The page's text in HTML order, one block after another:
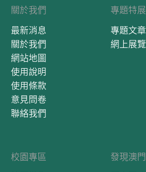
關於我們
最新消息
關於我們
網站地圖
使用說明
使用條款
意見問卷
聯絡我們
專題特展
專題文章
網上展覽
校園專區
發現澳門